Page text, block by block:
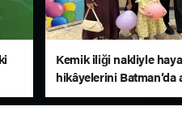
Kemik iliği nakliyle
hikâyelerini Batman’da